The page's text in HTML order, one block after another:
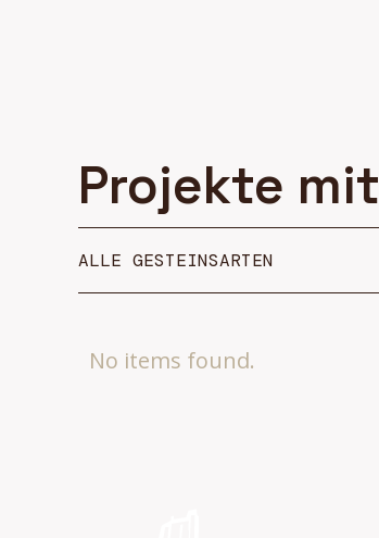
Projekte mit
ALLE GESTEINSARTEN
No items found.